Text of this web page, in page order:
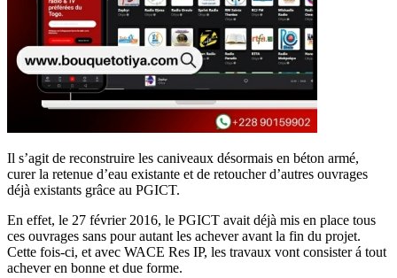
Il s’agit de reconstruire les caniveaux désormais en béton armé,
curer la retenue d’eau existante et de retoucher d’autres ouvrages
déjà existants grâce au PGICT.
En effet, le 27 février 2016, le PGICT avait déjà mis en place tous
ces ouvrages sans pour autant les achever avant la fin du projet.
Cette fois-ci, et avec WACE Res IP, les travaux vont consister á tout
achever en bonne et due forme.